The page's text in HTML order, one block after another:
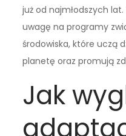
już od najmłodszych
uwagę na programy
środowiska, które uczą
planetę oraz promują
Jak